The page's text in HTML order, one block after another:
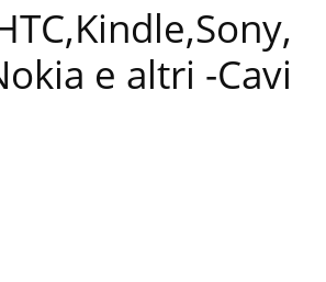
e altri -Cavi